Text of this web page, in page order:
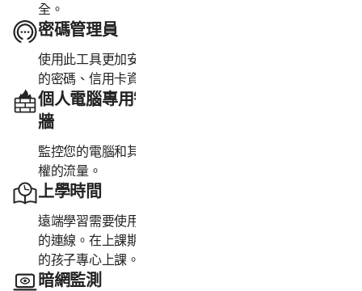
全。
密碼管理員
使用此工具更加安全地在線上輕鬆建立、儲存及管理您
的密碼、信用卡資訊和其他憑證。
個人電腦專用智慧型防火牆或 Mac 專用防火
牆
監控您的電腦和其他電腦間的通訊，並協助阻擋未經授
權的流量。
上學時間
遠端學習需要使用網際網路，因此無法暫停孩子裝置上
的連線。在上課期間管理孩子的遠端學習環境，協助您
的孩子專心上課。
暗網監測